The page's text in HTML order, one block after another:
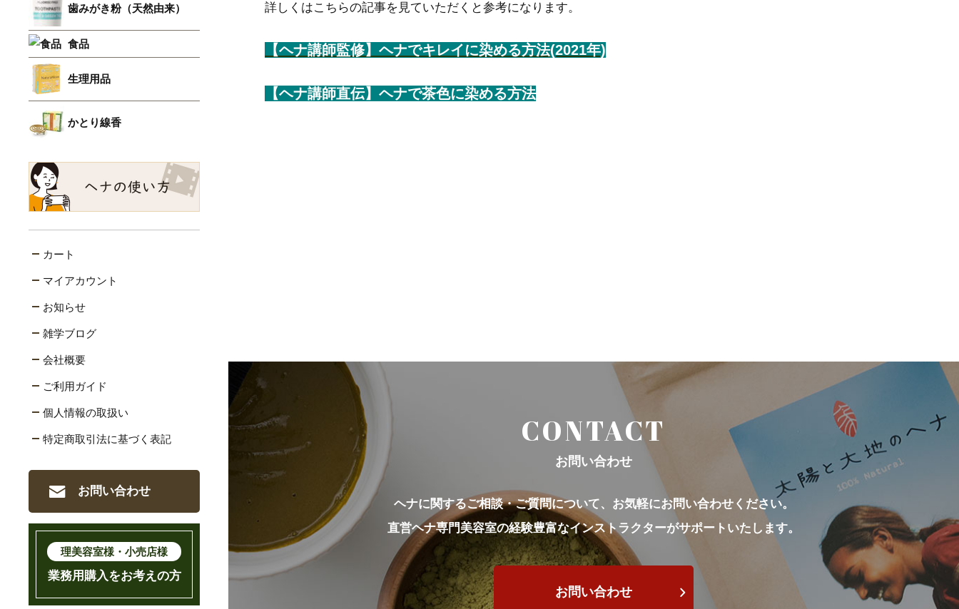
歯みがき粉（天然由来）
食品
生理用品
かとり線香
カート
マイアカウント
お知らせ
雑学ブログ
会社概要
ご利用ガイド
個人情報の取扱い
特定商取引法に基づく表記
お問い合わせ
理美容室様・小売店様
業務用購入をお考えの方
詳しくはこちらの記事を見ていただくと参考になります。
【ヘナ講師監修】ヘナでキレイに染める方法(2021年)
【ヘナ講師直伝】ヘナで茶色に染める方法
CONTACT
お問い合わせ
ヘナに関するご相談・ご質問について、 お気軽にお問い合わせください。
直営ヘナ専門美容室の経験豊富なインストラクターがサポートいたします。
お問い合わせ